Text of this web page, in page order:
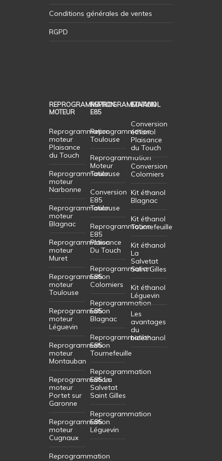
Conditions générales de ventes
RGPD
REPROGRAMMATION
MOTEUR
Reprogrammation
moteur
Plaisance
du Touch
Reprogrammation
moteur
Narbonne
Reprogrammation
moteur
Blagnac
Reprogrammation
moteur
Muret
Reprogrammation
moteur
Toulouse
Reprogrammation
moteur
Léguevin
Reprogrammation
moteur
Montauban
Reprogrammation
moteur
Portet sur
Garonne
Reprogrammation
moteur
Cugnaux
Reprogrammation
REPROGRAMMATION
E85
Reprogrammation
Toulouse
Reprogrammation
Moteur
Toulouse
Conversion
E85
Toulouse
Reprogrammation
E85
Plaisance
Du Touch
Reprogrammation
E85
Colomiers
Reprogrammation
E85
Blagnac
Reprogrammation
E85
Tournefeuille
Reprogrammation
E85 La
Salvetat
Saint Gilles
Reprogrammation
E85
Léguevin
ETHANOL
Conversion
éthanol
Plaisance
du Touch
Conversion
Colomiers
Kit éthanol
Blagnac
Kit éthanol
Tournefeuille
Kit éthanol
La
Salvetat
Saint Gilles
Kit éthanol
Léguevin
Les
avantages
du
bioéthanol